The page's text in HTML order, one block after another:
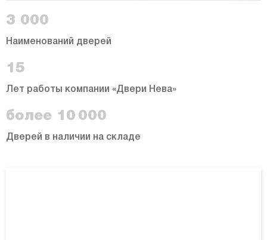
3 000
Наименований дверей
15
Лет работы компании «Двери Нева»
более 10 000
Дверей в наличии на складе